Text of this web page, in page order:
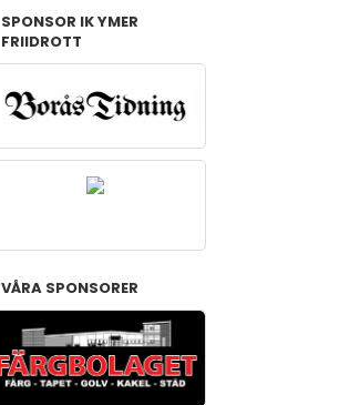
SPONSOR IK YMER
FRIIDROTT
VÅRA SPONSORER